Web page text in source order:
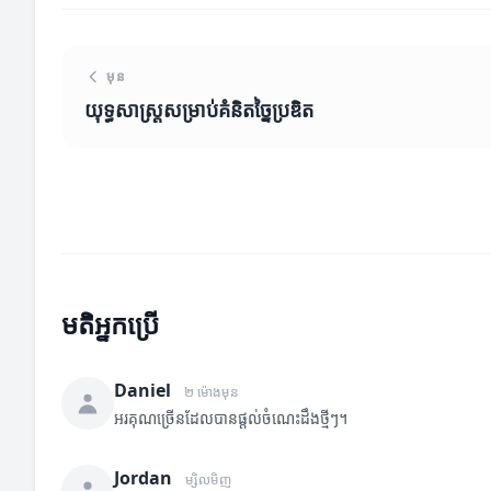
មុន
យុទ្ធសាស្ត្រ​សម្រាប់គំនិតច្នៃប្រឌិត
មតិអ្នកប្រើ
Daniel ២ ម៉ោងមុន
អរគុណច្រើនដែលបានផ្តល់ចំណេះដឹងថ្មីៗ។
Jordan ម្សិលមិញ